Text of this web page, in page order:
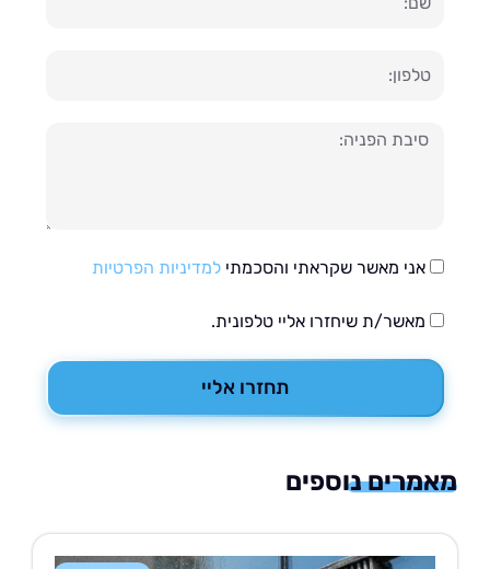
אני מאשר שקראתי והסכמתילמדיניות הפרטיות
מאשר/ת שיחזרו אליי טלפונית.
תחזרו אליי
נוספים